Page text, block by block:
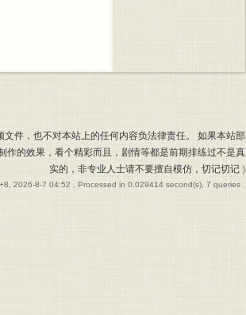
件，也不对本站上的任何内容负法律责任。 如果本站部
的效果，看个精彩而且，剧情等都是前期排练过不是真
实的，非专业人士请不要擅自模仿，切记切记 )
2026-8-7 04:52 , Processed in 0.029414 second(s), 7 queries .